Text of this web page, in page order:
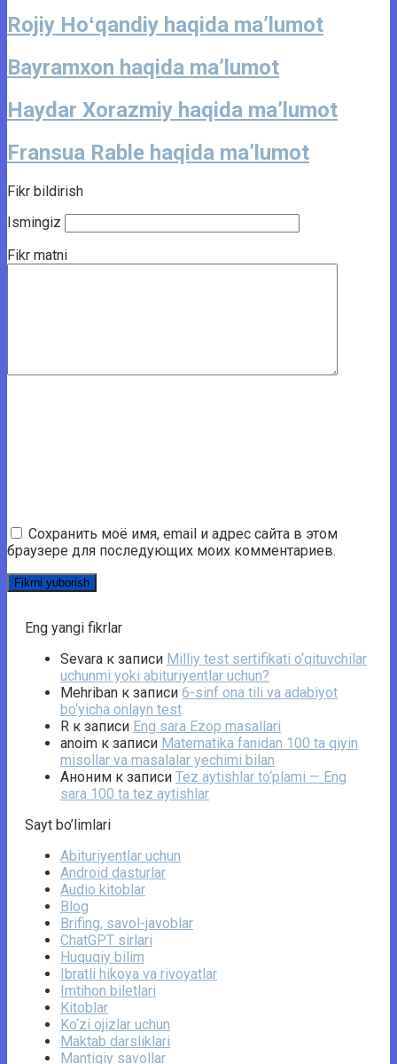
Rojiy Hoʻqandiy haqida ma’lumot
Bayramxon haqida ma’lumot
Haydar Xorazmiy haqida ma’lumot
Fransua Rable haqida ma’lumot
Fikr bildirish
Ismingiz
Fikr matni
Сохранить моё имя, email и адрес сайта в этом
браузере для последующих моих комментариев.
Eng yangi fikrlar
Sevara к записи Milliy test sertifikati o‘qituvchilar
uchunmi yoki abituriyentlar uchun?
Mehriban к записи 6-sinf ona tili va adabiyot
bo‘yicha onlayn test
R к записи Eng sara Ezop masallari
anoim к записи Matematika fanidan 100 ta qiyin
misollar va masalalar yechimi bilan
Аноним к записи Tez aytishlar to‘plami — Eng
sara 100 ta tez aytishlar
Sayt bo’limlari
Abituriyentlar uchun
Android dasturlar
Audio kitoblar
Blog
Brifing, savol-javoblar
ChatGPT sirlari
Huquqiy bilim
Ibratli hikoya va rivoyatlar
Imtihon biletlari
Kitoblar
Ko‘zi ojizlar uchun
Maktab darsliklari
Mantiqiy savollar